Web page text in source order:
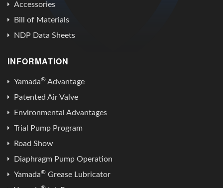
Accessories
Bill of Materials
NDP Data Sheets
INFORMATION
Yamada® Advantage
Patented Air Valve
Environmental Advantages
Trial Pump Program
Road Show
Diaphragm Pump Operation
Yamada® Grease Lubricator